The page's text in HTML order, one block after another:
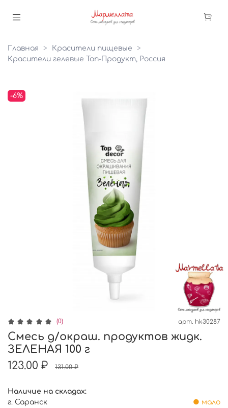
Главная
Красители пищевые
Красители гелевые Топ-Продукт, Россия
-6%
(0) арт. hk30287
Смесь д/окраш. продуктов жидк.
ЗЕЛЕНАЯ 100 г
123.00 ₽
131.00 ₽
Наличие на складах:
г. Саранск
● мало